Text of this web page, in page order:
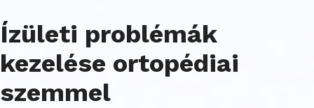
Ízületi problémák
kezelése ortopédiai
szemmel